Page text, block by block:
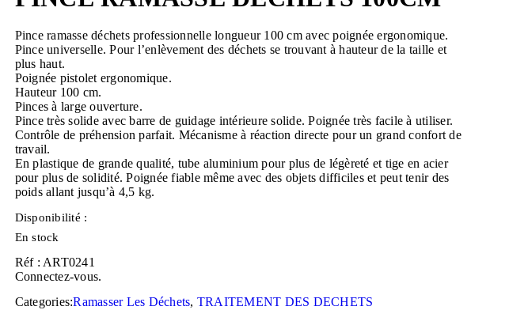
Pince ramasse déchets professionnelle longueur 100 cm avec poignée ergonomique.
Pince universelle. Pour l’enlèvement des déchets se trouvant à hauteur de la taille et
plus haut.
Poignée pistolet ergonomique.
Hauteur 100 cm.
Pinces à large ouverture.
Pince très solide avec barre de guidage intérieure solide. Poignée très facile à utiliser.
Contrôle de préhension parfait. Mécanisme à réaction directe pour un grand confort de
travail.
En plastique de grande qualité, tube aluminium pour plus de légèreté et tige en acier
pour plus de solidité. Poignée fiable même avec des objets difficiles et peut tenir des
poids allant jusqu’à 4,5 kg.
Disponibilité :
En stock
Réf : ART0241
Connectez-vous.
Categories:Ramasser Les Déchets, TRAITEMENT DES DECHETS